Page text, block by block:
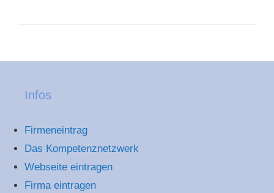
Infos
Firmeneintrag
Das Kompetenznetzwerk
Webseite eintragen
Firma eintragen